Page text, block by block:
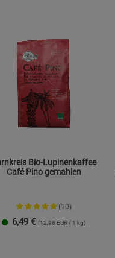
Bio-Lupinenkaffee
Café Pino gemahlen
(10)
6,49 € (12,98 EUR / 1 kg)